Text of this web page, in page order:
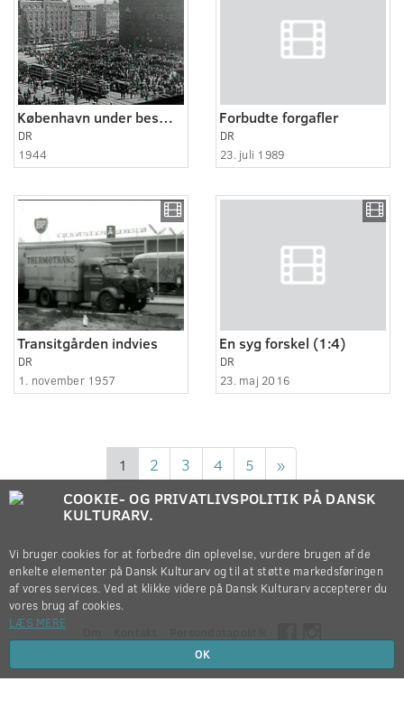
København under besættelsen 1940-45
DR
1944
Forbudte forgafler
DR
23. juli 1989
Transitgården indvies
DR
1. november 1957
En syg forskel (1:4)
DR
23. maj 2016
1 2 3 4 5 »
Copyright © 2012-2026
COOKIE- OG PRIVATLIVSPOLITIK PÅ DANSK
KULTURARV.
Vi bruger cookies for at forbedre din oplevelse, vurdere brugen af de
enkelte elementer på Dansk Kulturarv og til at støtte markedsføringen
af vores services. Ved at klikke videre på Dansk Kulturarv accepterer du
vores brug af cookies.
LÆS MERE
OK